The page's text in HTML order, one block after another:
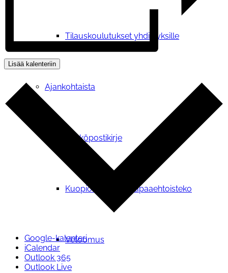
Tilauskoulutukset yhdistyksille
Ajankohtaista
Sähköpostikirje
Kuopion vuoden vapaaehtoisteko
Vetoomus
Lisää kalenteriin
Google-kalenteri
iCalendar
Outlook 365
Outlook Live